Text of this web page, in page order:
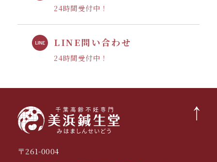
24時間受付中！
LINE問い合わせ
24時間受付中！
〒261-0004